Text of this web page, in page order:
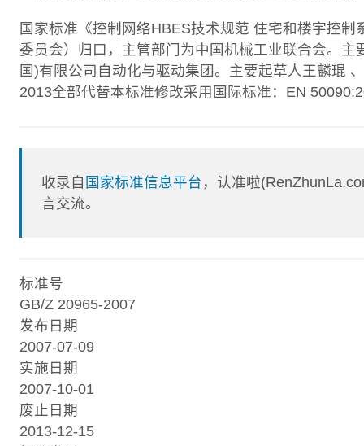
国家标准《控制网络HBES技术规范 住宅和楼宇控
委员会）归口，主管部门为中国机械工业联合会。
国)有限公司自动化与驱动集团。主要起草人王麟琨
2013全部代替本标准修改采用国际标准：EN
收录自 国家标准信息平台 ，认准啦
言交流。
标准号
GB/Z 20965-2007
发布日期
2007-07-09
实施日期
2007-10-01
废止日期
2013-12-15